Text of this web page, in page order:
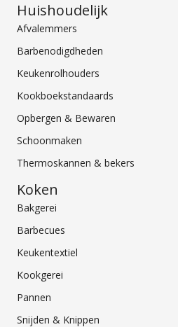
Huishoudelijk
Afvalemmers
Barbenodigdheden
Keukenrolhouders
Kookboekstandaards
Opbergen & Bewaren
Schoonmaken
Thermoskannen & bekers
Koken
Bakgerei
Barbecues
Keukentextiel
Kookgerei
Pannen
Snijden & Knippen